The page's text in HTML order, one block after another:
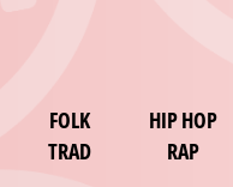
FOLK
TRAD
HIP HOP
RAP